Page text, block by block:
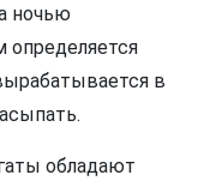
ночью
определяется
в
обладают